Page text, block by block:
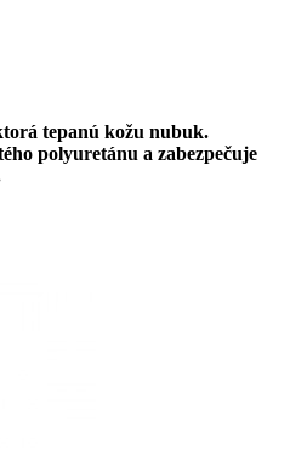
tepanú kožu nubuk.
polyuretánu a zabezpečuje